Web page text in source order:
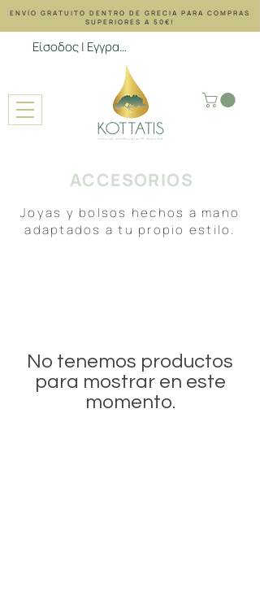
ENVÍO GRATUITO DENTRO DE GRECIA PARA COMPRAS
SUPERIORES A 50€!
Είσοδος | Εγγραφή
ACCESORIOS
Joyas y bolsos hechos a mano
adaptados a tu propio estilo.
No tenemos productos
para mostrar en este
momento.